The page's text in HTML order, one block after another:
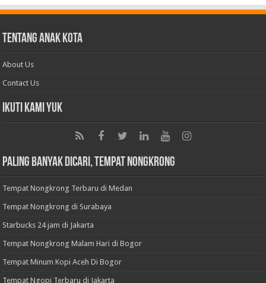
Tentang Anak Kota
About Us
Contact Us
Ikuti Kami Yuk
Paling Banyak Dicari, Tempat Nongkrong
Tempat Nongkrong Terbaru di Medan
Tempat Nongkrong di Surabaya
Starbucks 24 jam di Jakarta
Tempat Nongkrong Malam Hari di Bogor
Tempat Minum Kopi Aceh Di Bogor
Tempat Ngopi Terbaru di Jakarta